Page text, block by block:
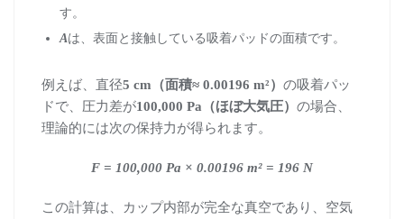
す。
Aは、表面と接触している吸着パッドの面積です。
例えば、直径5 cm（面積≈ 0.00196 m²） の吸着パッ
ドで、圧力差が100,000 Pa（ほぼ大気圧） の場合、
理論的には次の保持力が得られます。
F = 100,000 Pa × 0.00196 m² = 196 N
この計算は、カップ内部が完全な真空であり、空気